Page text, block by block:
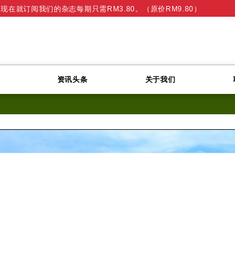
现在就订阅我们的杂志每期只需RM3.80。（原价RM9.80）
资讯头条 关于我们